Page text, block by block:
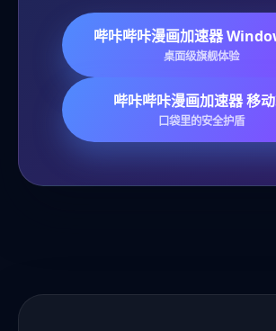
哔咔哔咔漫画加速器
桌面级旗舰体验
哔咔哔咔漫画加速器 移
口袋里的安全护盾